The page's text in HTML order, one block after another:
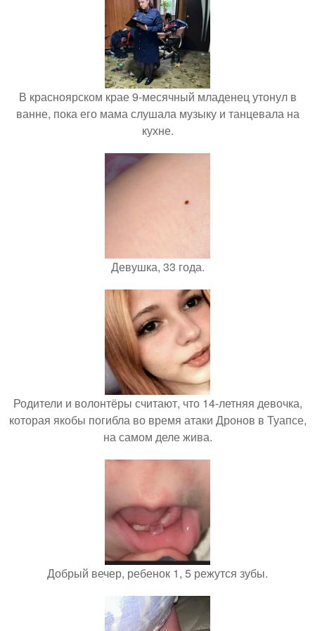
В красноярском крае 9-месячный младенец утонул в
ванне, пока его мама слушала музыку и танцевала на
кухне.
Девушка, 33 года.
Родители и волонтёры считают, что 14-летняя девочка,
которая якобы погибла во время атаки Дронов в Туапсе,
на самом деле жива.
Добрый вечер, ребенок 1, 5 режутся зубы.